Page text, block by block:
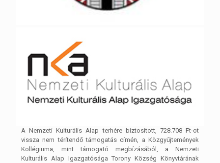
A Nemzeti Kulturális Alap terhére biztosított, 728.708 Ft-ot
vissza nem térítendő támogatás címén, a Közgyűjtemények
Kollégiuma, mint támogató megbízásából, a Nemzeti
Kulturális Alap Igazgatósága Torony Község Könyvtárának